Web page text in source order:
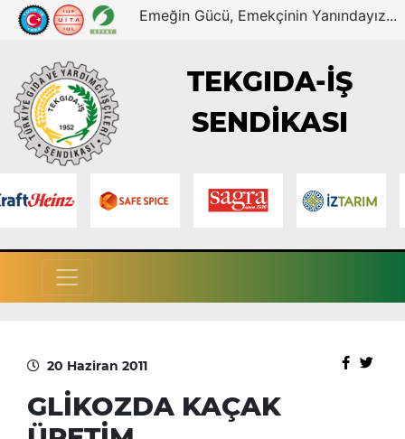
Emeğin Gücü, Emekçinin Yanındayız...
TEKGIDA-İŞ
SENDİKASI
20 Haziran 2011
GLİKOZDA KAÇAK